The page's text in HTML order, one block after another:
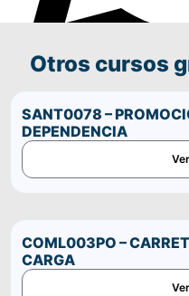
Otros cursos
SANT0078 –
DEPENDENCIA
COML003PO –
CARGA